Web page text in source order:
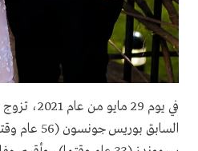
في يوم 29
السابق